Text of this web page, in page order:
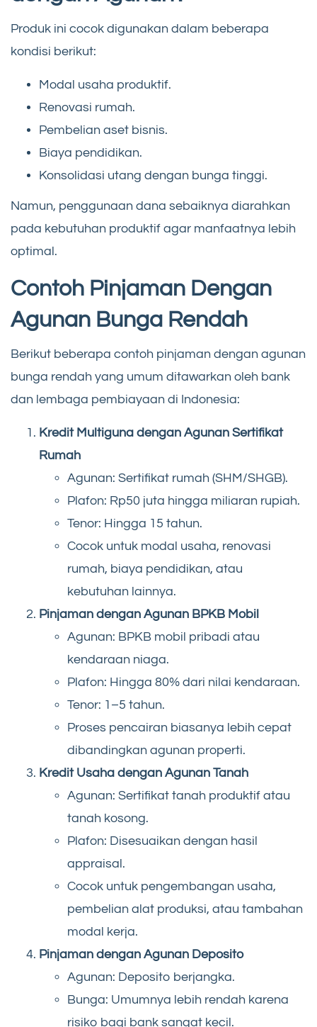
Produk ini cocok digunakan dalam beberapa
kondisi berikut:
Modal usaha produktif.
Renovasi rumah.
Pembelian aset bisnis.
Biaya pendidikan.
Konsolidasi utang dengan bunga tinggi.
Namun, penggunaan dana sebaiknya diarahkan
pada kebutuhan produktif agar manfaatnya lebih
optimal.
Contoh Pinjaman Dengan
Agunan Bunga Rendah
Berikut beberapa contoh pinjaman dengan agunan
bunga rendah yang umum ditawarkan oleh bank
dan lembaga pembiayaan di Indonesia:
Kredit Multiguna dengan Agunan Sertifikat
Rumah
Agunan: Sertifikat rumah (SHM/SHGB).
Plafon: Rp50 juta hingga miliaran rupiah.
Tenor: Hingga 15 tahun.
Cocok untuk modal usaha, renovasi
rumah, biaya pendidikan, atau
kebutuhan lainnya.
Pinjaman dengan Agunan BPKB Mobil
Agunan: BPKB mobil pribadi atau
kendaraan niaga.
Plafon: Hingga 80% dari nilai kendaraan.
Tenor: 1–5 tahun.
Proses pencairan biasanya lebih cepat
dibandingkan agunan properti.
Kredit Usaha dengan Agunan Tanah
Agunan: Sertifikat tanah produktif atau
tanah kosong.
Plafon: Disesuaikan dengan hasil
appraisal.
Cocok untuk pengembangan usaha,
pembelian alat produksi, atau tambahan
modal kerja.
Pinjaman dengan Agunan Deposito
Agunan: Deposito berjangka.
Bunga: Umumnya lebih rendah karena
risiko bagi bank sangat kecil.